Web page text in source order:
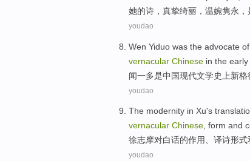
她的诗 ， 真挚绮丽，温婉隽永 ，
youdao
Wen Yiduo was the advocate of
vernacular Chinese in the early
闻一多是中国现代文学史上新格
youdao
The modernity in Xu's
vernacular Chinese, form and
徐志摩对白话的作用、 译诗形式
youdao